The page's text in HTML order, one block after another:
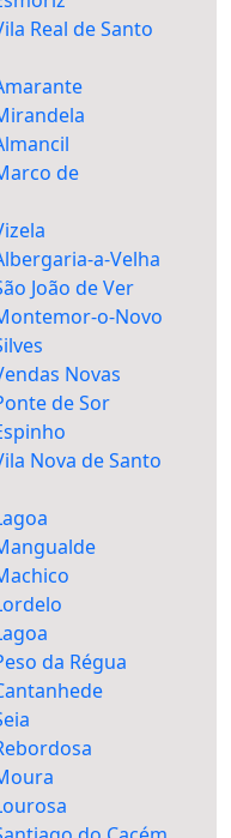
Real de Santo
de
a-Velha
João de Ver
o-Novo
Novas
de Sor
Nova de Santo
da Régua